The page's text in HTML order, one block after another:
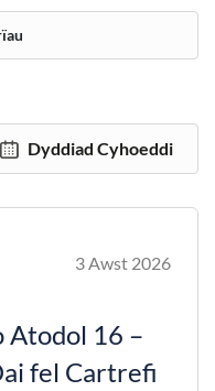
Dyddiad Cyhoeddi
3 Awst 2026
Atodol 16 –
fel Cartrefi